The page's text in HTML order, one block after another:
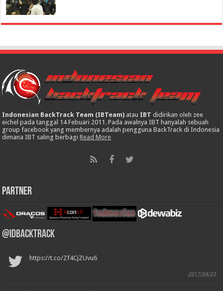
Indonesian BackTrack Team (IBTeam) atau IBT didirikan oleh zee
eichel pada tanggal 14 Febuari 2011. Pada awalnya IBT hanyalah sebuah
group facebook yang membernya adalah pengguna BackTrack di Indonesia
dimana IBT saling berbagiRead More
Partner
@IDBackTrack
https://t.co/Zf4CjZUvu6
2017/04/23